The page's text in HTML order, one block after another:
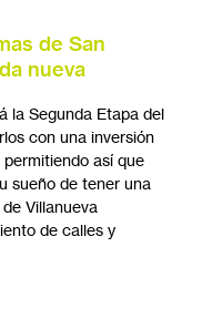
de San
nueva
la Segunda Etapa del
con una inversión
así que
sueño de tener una
Villanueva
de calles y